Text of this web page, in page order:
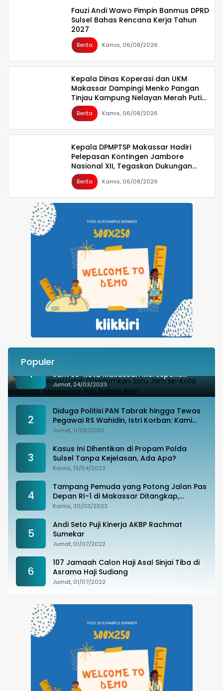
Fauzi Andi Wawo Pimpin Banmus DPRD
Sulsel Bahas Rencana Kerja Tahun
2027
Berita Kamis, 06/08/2026
Kepala Dinas Koperasi dan UKM
Makassar Dampingi Menko Pangan
Tinjau Kampung Nelayan Merah Putih
Untia
Berita Kamis, 06/08/2026
Kepala DPMPTSP Makassar Hadiri
Pelepasan Kontingen Jambore
Nasional XII, Tegaskan Dukungan
bagi Pembinaan Generasi Muda
Berita Kamis, 06/08/2026
Populer
1
Besok Malam! Listrik Dipadamkan Satu
Jam se-Kota Makassar: Merespons
Perubahan Iklim
Jumat, 24/03/2023
2
Diduga Politisi PAN Tabrak hingga Tewas
Pegawai RS Wahidin, Istri Korban: Kami
Tak Terima
Jumat, 11/08/2023
3
Kasus Ini Dihentikan di Propam Polda
Sulsel Tanpa Kejelasan, Ada Apa?
Kamis, 13/04/2023
4
Tampang Pemuda yang Potong Jalan Pas
Depan RI-1 di Makassar Ditangkap,
Ternyata Joki Balapan Liar
Kamis, 30/03/2023
5
Andi Seto Puji Kinerja AKBP Rachmat
Sumekar
Jumat, 01/07/2022
6
107 Jamaah Calon Haji Asal Sinjai Tiba di
Asrama Haji Sudiang
Jumat, 01/07/2022